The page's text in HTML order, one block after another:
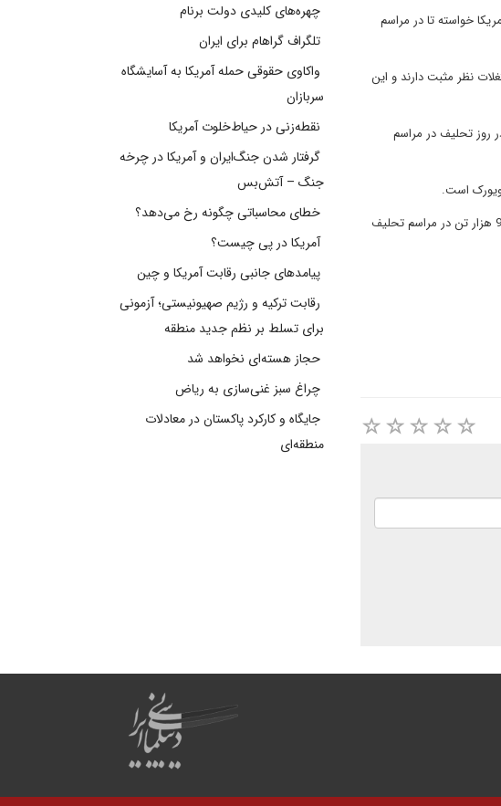
خواسته تا در مراسم
املاک و مستغلات نظر مثبت دارند و این
روز تحلیف در مراسم
از آنجاکه ترامپ در به دست اوردن محبوبیت در میان آمریکایی ها ناکام مانده است، دپارتمان امنیت داخلی آمریکا تخمین زده تنها 900 هزار تن در مراسم تحلیف
چهره‌های کلیدی دولت برنام
تلگراف گراهام برای ایران
واکاوی حقوقی حمله آمریکا به آسایشگاه
سربازان
نقطه‌زنی در حیاط‌خلوت آمریکا
گرفتار شدن جنگ‌ایران و آمریکا در چرخه
جنگ – آتش‌بس
خطای محاسباتی چگونه رخ می‌دهد؟
آمریکا در پی چیست؟
پیامدهای جانبی رقابت آمریکا و چین
رقابت ترکیه و رژیم صهیونیستی؛ آزمونی
برای تسلط بر نظم جدید منطقه
حجاز هسته‌ای نخواهد شد
چراغ سبز غنی‌سازی به ریاض
جایگاه و کارکرد پاکستان در معادلات
منطقه‌ای